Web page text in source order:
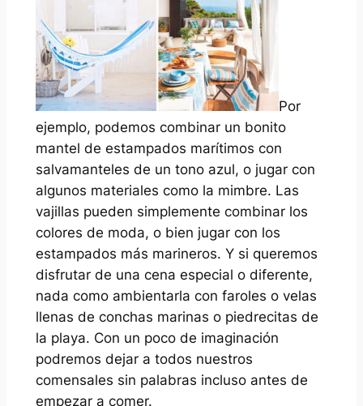
Por
ejemplo, podemos combinar un bonito
mantel de estampados marítimos con
salvamanteles de un tono azul, o jugar con
algunos materiales como la mimbre. Las
vajillas pueden simplemente combinar los
colores de moda, o bien jugar con los
estampados más marineros. Y si queremos
disfrutar de una cena especial o diferente,
nada como ambientarla con faroles o velas
llenas de conchas marinas o piedrecitas de
la playa. Con un poco de imaginación
podremos dejar a todos nuestros
comensales sin palabras incluso antes de
empezar a comer.